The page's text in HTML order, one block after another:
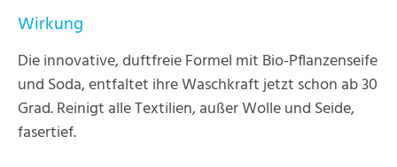
Wirkung
Die innovative, duftfreie Formel mit Bio-Pflanzenseife
und Soda, entfaltet ihre Waschkraft jetzt schon ab 30
Grad. Reinigt alle Textilien, außer Wolle und Seide,
fasertief.